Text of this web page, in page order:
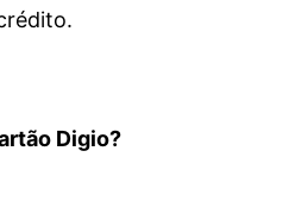
Digio?